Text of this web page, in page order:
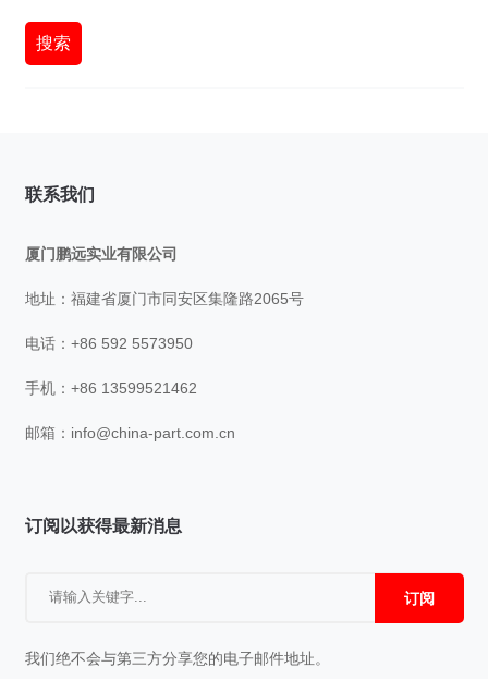
搜索
联系我们
厦门鹏远实业有限公司
地址：福建省厦门市同安区集隆路2065号
电话：+86 592 5573950
手机：+86 13599521462
邮箱： info@china-part.com.cn
订阅以获得最新消息
订阅
我们绝不会与第三方分享您的电子邮件地址。